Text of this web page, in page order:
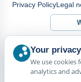
Privacy PolicyLegal
Your
We use cookies
analytics and